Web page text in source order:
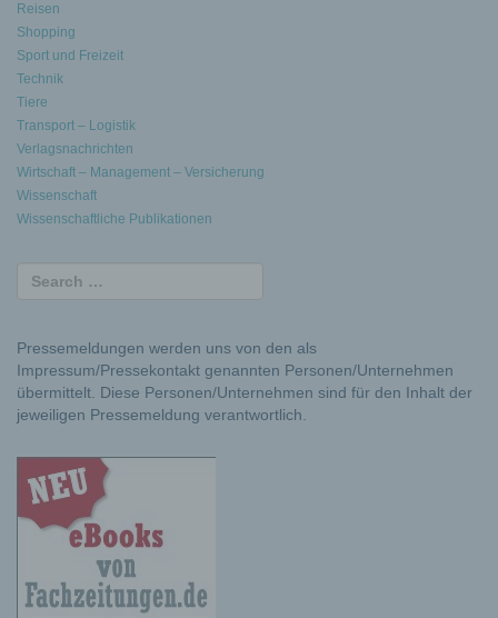
Reisen
Shopping
Sport und Freizeit
Technik
Tiere
Transport – Logistik
Verlagsnachrichten
Wirtschaft – Management – Versicherung
Wissenschaft
Wissenschaftliche Publikationen
Pressemeldungen werden uns von den als
Impressum/Pressekontakt genannten Personen/Unternehmen
übermittelt. Diese Personen/Unternehmen sind für den Inhalt der
jeweiligen Pressemeldung verantwortlich.